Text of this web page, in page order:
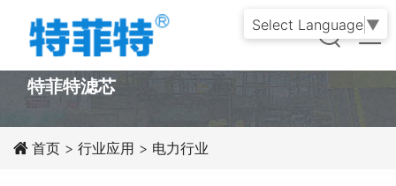
PRODUCT
特菲特滤芯
首页 > 行业应用 > 电力行业
Select Language ▼